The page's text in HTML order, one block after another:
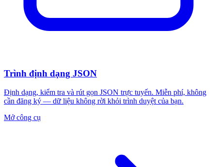
Trình định dạng JSON
Định dạng, kiểm tra và rút gọn JSON trực tuyến. Miễn phí, không
cần đăng ký — dữ liệu không rời khỏi trình duyệt của bạn.
Mở công cụ